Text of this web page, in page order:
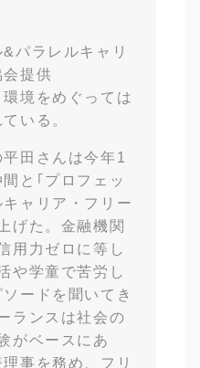
パラレルキャリ
会提供
境をめぐっては
いる。
田さんは今年1
と｢プロフェッ
ャリア・フリー
げた。金融機関
用力ゼロに等し
や学童で苦労し
ードを聞いてき
ランスは社会の
がベースにあ
事を務め、フリ